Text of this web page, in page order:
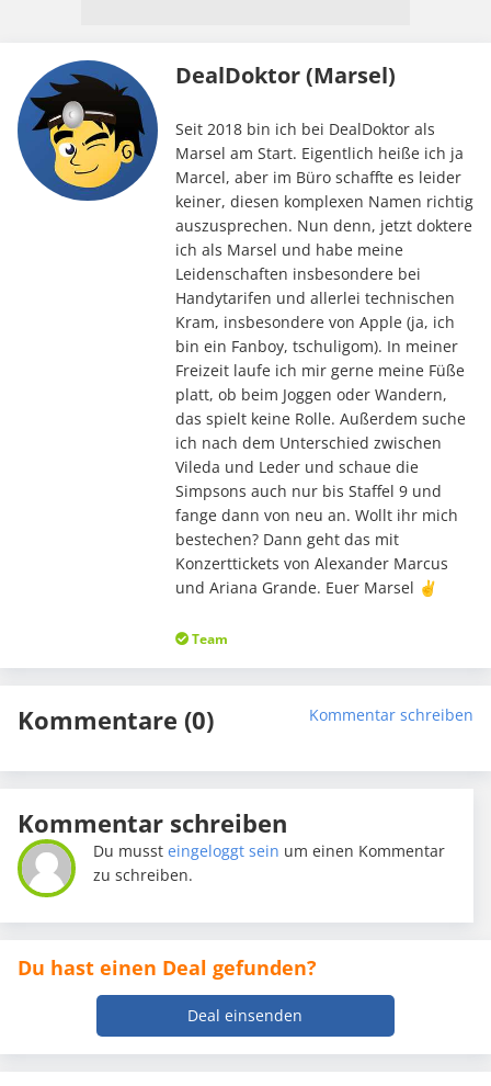
DealDoktor (Marsel)
Seit 2018 bin ich bei DealDoktor als
Marsel am Start. Eigentlich heiße ich ja
Marcel, aber im Büro schaffte es leider
keiner, diesen komplexen Namen richtig
auszusprechen. Nun denn, jetzt doktere
ich als Marsel und habe meine
Leidenschaften insbesondere bei
Handytarifen und allerlei technischen
Kram, insbesondere von Apple (ja, ich
bin ein Fanboy, tschuligom). In meiner
Freizeit laufe ich mir gerne meine Füße
platt, ob beim Joggen oder Wandern,
das spielt keine Rolle. Außerdem suche
ich nach dem Unterschied zwischen
Vileda und Leder und schaue die
Simpsons auch nur bis Staffel 9 und
fange dann von neu an. Wollt ihr mich
bestechen? Dann geht das mit
Konzerttickets von Alexander Marcus
und Ariana Grande. Euer Marsel ✌️
Team
Kommentare (0) Kommentar schreiben
Kommentar schreiben
Du mussteingeloggt sein um einen Kommentar
zu schreiben.
Du hast einen Deal gefunden?
Deal einsenden